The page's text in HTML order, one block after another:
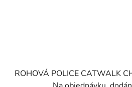
ROHOVÁ POLICE CATWALK